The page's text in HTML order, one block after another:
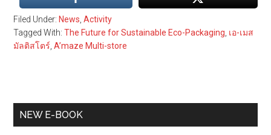
Filed Under: News ,Activity
Tagged With:The Future for Sustainable Eco-Packaging เอ-เมส
มัลติสโตร์ ,A’maze Multi-store
Primary
NEW E-BOOK